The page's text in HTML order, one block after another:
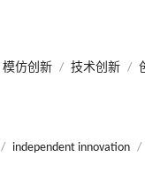
模仿创新 / 技术创新 /
/ independent innovation /